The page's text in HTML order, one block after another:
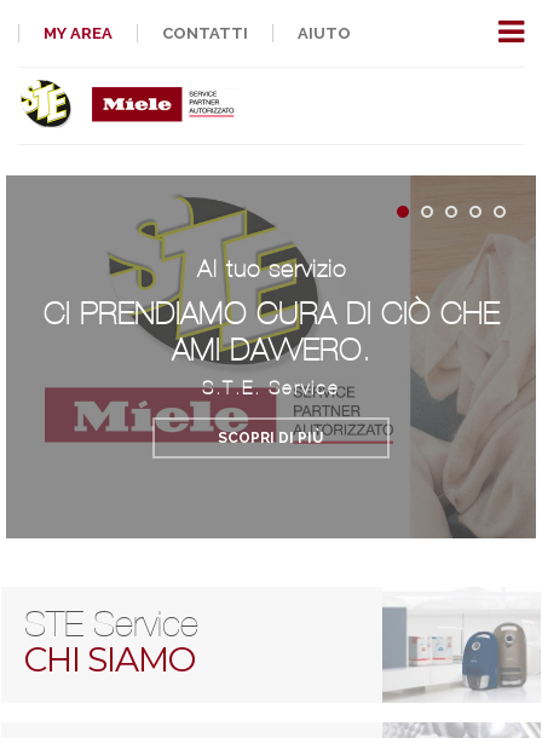
MY AREA CONTATTI AIUTO
Al tuo servizio
CI PRENDIAMO CURA DI CIÒ CHE
AMI DAVVERO.
S.T.E. Service
SCOPRI DI PIÙ
STE Service
CHI SIAMO